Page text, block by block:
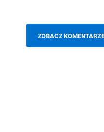
ZOBACZ KOMENTARZE